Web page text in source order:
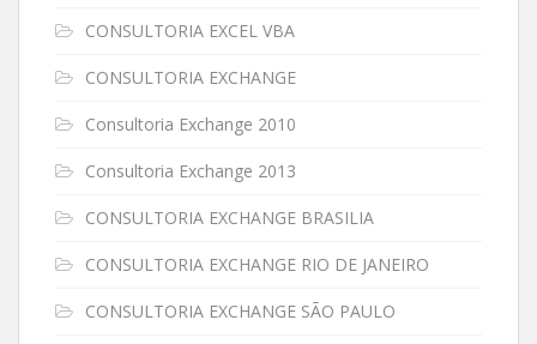
CONSULTORIA EXCEL VBA
CONSULTORIA EXCHANGE
Consultoria Exchange 2010
Consultoria Exchange 2013
CONSULTORIA EXCHANGE BRASILIA
CONSULTORIA EXCHANGE RIO DE JANEIRO
CONSULTORIA EXCHANGE SÃO PAULO